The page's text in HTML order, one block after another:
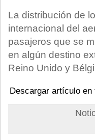
La distribución de
internacional del
pasajeros que se
en algún destino
Reino Unido y
Descargar artículo en